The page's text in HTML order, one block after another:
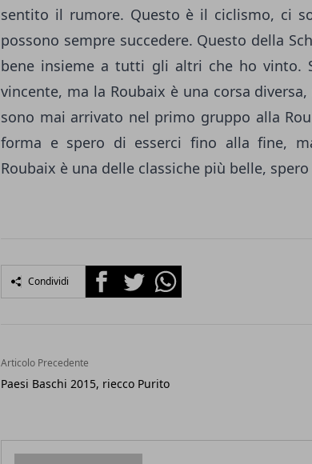
sentito il rumore. Questo è il ciclismo, ci
possono sempre succedere. Questo della
bene insieme a tutti gli altri che ho vinto.
vincente, ma la Roubaix è una corsa
sono mai arrivato nel primo gruppo alla
forma e spero di esserci fino alla fine,
Roubaix è una delle classiche più belle,
Condividi FacebookTwitterWhatsapp
Articolo Precedente
Paesi Baschi 2015, riecco Purito